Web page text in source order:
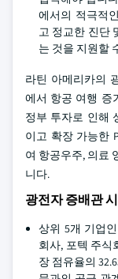
에서의 적극적
고 정교한 진단
는 것을 지원할
라틴 아메리카의
에서 항공 여행 증
정부 투자로 인해
이고 확장 가능한
여 항공우주, 의료
니다.
광전자 증배관
상위 5개 기업
회사, 포텍 주식
장 점유율의